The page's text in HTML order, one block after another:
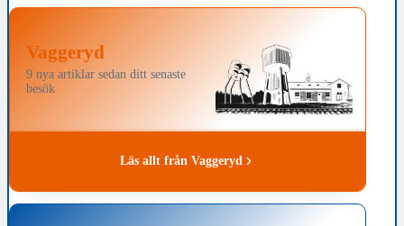
Vaggeryd
9 nya artiklar sedan ditt senaste
besök
Läs allt från Vaggeryd